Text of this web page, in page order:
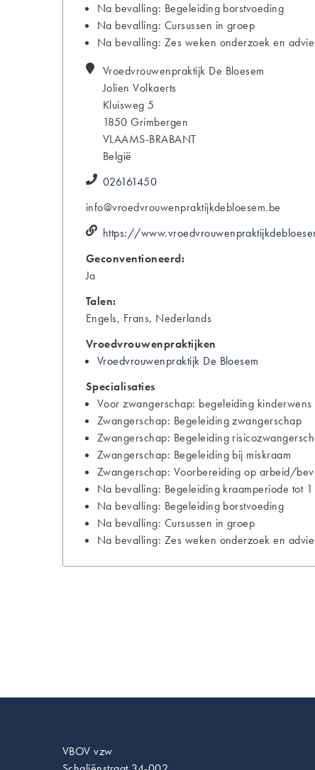
Na bevalling: Begeleiding borstvoeding
Na bevalling: Cursussen in groep
Na bevalling: Zes weken onderzoek en
Vroedvrouwenpraktijk De Bloesem
Jolien Volkaerts
Kluisweg 5
1850 Grimbergen
VLAAMS-BRABANT
België
026161450
info@vroedvrouwenpraktijkdebloesem.be
https://
Geconventioneerd:
Ja
Talen:
Engels, Frans, Nederlands
Vroedvrouwenpraktijken
Vroedvrouwenpraktijk De Bloesem
Specialisaties
Voor zwangerschap: begeleiding
Zwangerschap: Begeleiding zwangerschap
Zwangerschap: Begeleiding
Zwangerschap: Begeleiding bij miskraam
Zwangerschap: Voorbereiding op arbeid/
Na bevalling: Begeleiding kraamperiode tot
Na bevalling: Begeleiding borstvoeding
Na bevalling: Cursussen in groep
Na bevalling: Zes weken onderzoek en
VBOV vzw